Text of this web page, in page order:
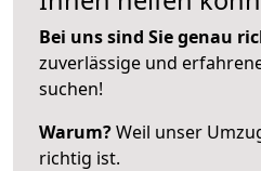
Bei uns sind Sie genau
zuverlässige und
suchen!
Warum?Weil unser
richtig ist.